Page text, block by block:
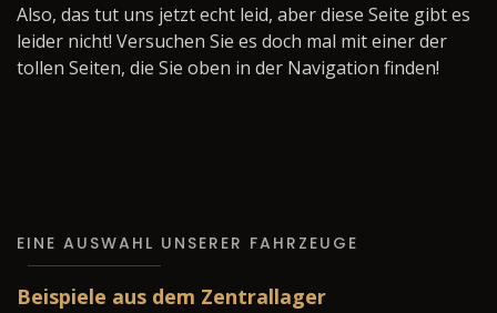
Also, das tut uns jetzt echt leid, aber diese Seite gibt es
leider nicht! Versuchen Sie es doch mal mit einer der
tollen Seiten, die Sie oben in der Navigation finden!
EINE AUSWAHL UNSERER FAHRZEUGE
Beispiele aus dem Zentrallager